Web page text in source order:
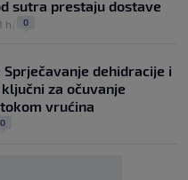
sutra prestaju dostave
h 0
dehidracije i
za očuvanje
vrućina
0